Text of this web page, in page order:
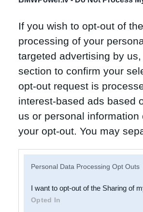
If you wish to opt-out of
processing of your
targeted advertising by
section to confirm your
opt-out request is
interest-based ads based
us or personal
your opt-out. You may
Downstream Participants
third parties.
Personal Data Processing Opt Outs
I want to opt-out of the Sharing of
Opted In